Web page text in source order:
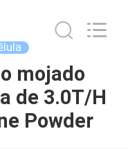
mojado
de 3.0T/H
Powder